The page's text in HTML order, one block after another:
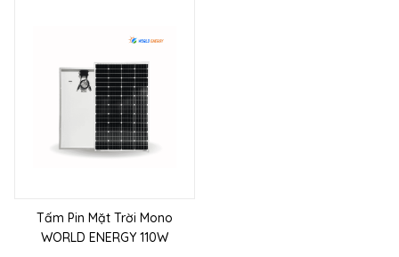
Tấm Pin Mặt Trời Mono
WORLD ENERGY 110W